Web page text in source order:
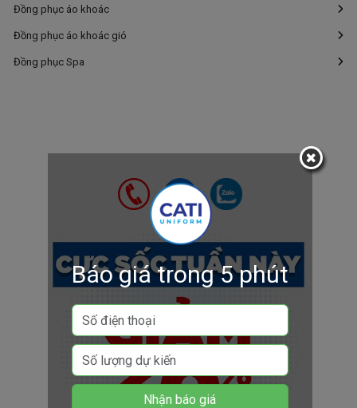
Đồng phục áo khoác
Đồng phục áo khoác gió
Đồng phục Spa
Báo giá trong 5 phút